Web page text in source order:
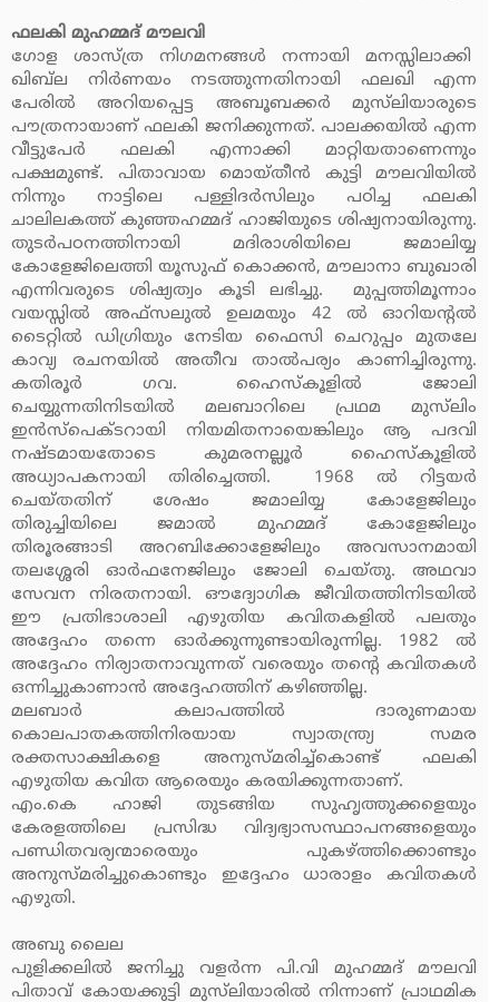
ഫലകി മുഹമ്മദ് മൗലവി
ഗോള ശാസ്ത്ര നിഗമനങ്ങള്‍ നന്നായി മനസ്സിലാക്കി
ഖിബ്‌ല നിര്‍ണയം നടത്തുന്നതിനായി ഫലഖി എന്ന
പേരില്‍ അറിയപ്പെട്ട അബൂബക്കര്‍ മുസ്‌ലിയാരുടെ
പൗത്രനായാണ് ഫലകി ജനിക്കുന്നത്. പാലക്കയില്‍ എന്ന
വീട്ടുപേര്‍ ഫലകി എന്നാക്കി മാറ്റിയതാണെന്നും
പക്ഷമുണ്ട്. പിതാവായ മൊയ്തീന്‍ കുട്ടി മൗലവിയില്‍
നിന്നും നാട്ടിലെ പള്ളിദര്‍സിലും പഠിച്ച ഫലകി
ചാലിലകത്ത് കുഞ്ഞഹമ്മദ് ഹാജിയുടെ ശിഷ്യനായിരുന്നു.
തുടര്‍പഠനത്തിനായി മദിരാശിയിലെ ജമാലിയ്യ
കോളേജിലെത്തി യൂസുഫ് കൊക്കന്‍, മൗലാനാ ബുഖാരി
എന്നിവരുടെ ശിഷ്യത്വം കൂടി ലഭിച്ചു. മുപ്പത്തിമൂന്നാം
വയസ്സില്‍ അഫ്‌സലുല്‍ ഉലമയും 42 ല്‍ ഓറിയന്റല്‍
ടൈറ്റില്‍ ഡിഗ്രിയും നേടിയ ഫൈസി ചെറുപ്പം മുതലേ
കാവ്യ രചനയില്‍ അതീവ താല്‍പര്യം കാണിച്ചിരുന്നു.
കതിരൂര്‍ ഗവ. ഹൈസ്‌കൂളില്‍ ജോലി
ചെയ്യുന്നതിനിടയില്‍ മലബാറിലെ പ്രഥമ മുസ്‌ലിം
ഇന്‍സ്‌പെക്ടറായി നിയമിതനായെങ്കിലും ആ പദവി
നഷ്ടമായതോടെ കുമരനല്ലൂര്‍ ഹൈസ്‌കൂളില്‍
അധ്യാപകനായി തിരിച്ചെത്തി. 1968 ല്‍ റിട്ടയര്‍
ചെയ്തതിന് ശേഷം ജമാലിയ്യ കോളേജിലും
തിരുച്ചിയിലെ ജമാല്‍ മുഹമ്മദ് കോളേജിലും
തിരൂരങ്ങാടി അറബിക്കോളേജിലും അവസാനമായി
തലശ്ശേരി ഓര്‍ഫനേജിലും ജോലി ചെയ്തു. അഥവാ
സേവന നിരതനായി. ഔദ്യോഗിക ജീവിതത്തിനിടയില്‍
ഈ പ്രതിഭാശാലി എഴുതിയ കവിതകളില്‍ പലതും
അദ്ദേഹം തന്നെ ഓര്‍ക്കുന്നുണ്ടായിരുന്നില്ല. 1982 ല്‍
അദ്ദേഹം നിര്യാതനാവുന്നത് വരെയും തന്റെ കവിതകള്‍
ഒന്നിച്ചുകാണാന്‍ അദ്ദേഹത്തിന് കഴിഞ്ഞില്ല.
മലബാര്‍ കലാപത്തില്‍ ദാരുണമായ
കൊലപാതകത്തിനിരയായ സ്വാതന്ത്ര്യ സമര
രക്തസാക്ഷികളെ അനുസ്മരിച്ച്‌കൊണ്ട് ഫലകി
എഴുതിയ കവിത ആരെയും കരയിക്കുന്നതാണ്.
എം.കെ ഹാജി തുടങ്ങിയ സുഹൃത്തുക്കളെയും
കേരളത്തിലെ പ്രസിദ്ധ വിദ്യഭ്യാസസ്ഥാപനങ്ങളെയും
പണ്ഡിതവര്യന്മാരെയും പുകഴ്ത്തിക്കൊണ്ടും
അനുസ്മരിച്ചുകൊണ്ടും ഇദ്ദേഹം ധാരാളം കവിതകള്‍
എഴുതി.
അബു ലൈല
പുളിക്കലില്‍ ജനിച്ചു വളര്‍ന്ന പി.വി മുഹമ്മദ് മൗലവി
പിതാവ് കോയക്കുട്ടി മുസ്‌ലിയാരില്‍ നിന്നാണ് പ്രാഥമിക